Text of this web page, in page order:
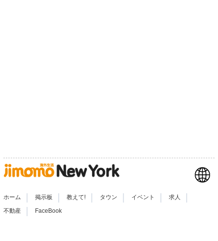
ホーム 掲示板 教えて! タウン イベント 求人
不動産 | FaceBook